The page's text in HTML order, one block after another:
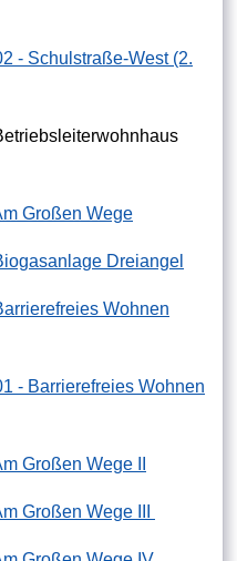
- Schulstraße-West (2.
Großen Wege
Dreiangel
Wohnen
- Barrierefreies Wohnen
Großen Wege II
Großen Wege III